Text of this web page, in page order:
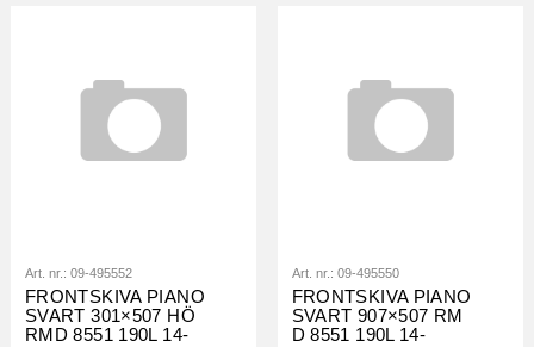
Art. nr.: 09-495552
FRONTSKIVA PIANO
SVART 301×507 HÖ
RMD 8551 190L 14-
Art. nr.: 09-495550
FRONTSKIVA PIANO
SVART 907×507 RM
D 8551 190L 14-